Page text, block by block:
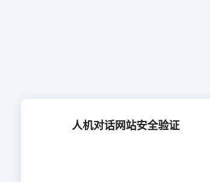
人机对话网站安全验证